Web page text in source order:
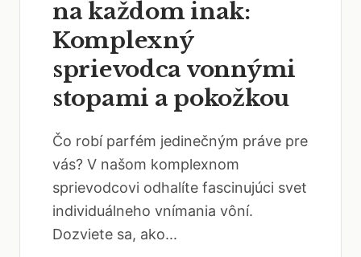
na každom inak:
Komplexný
sprievodca vonnými
stopami a pokožkou
Čo robí parfém jedinečným práve pre
vás? V našom komplexnom
sprievodcovi odhalíte fascinujúci svet
individuálneho vnímania vôní.
Dozviete sa, ako...